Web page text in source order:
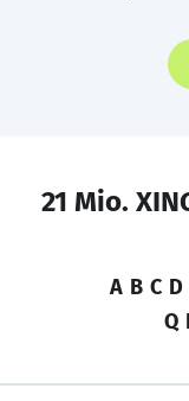
21 Mio.
A B C D
Q